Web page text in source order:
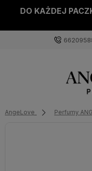
DO KAŻDEJ
AngeLove Perfumy